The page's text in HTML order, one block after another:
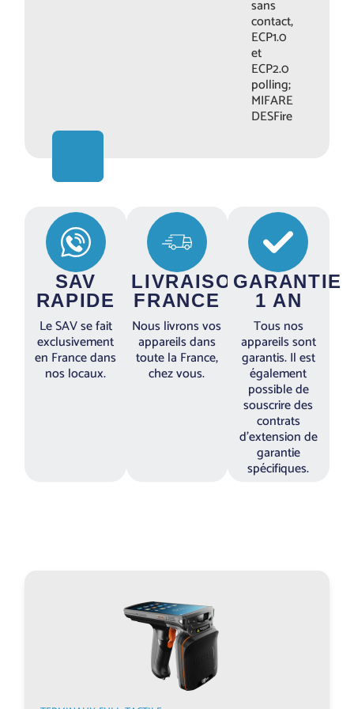
sans
contact,
ECP1.0
et
ECP2.0
polling;
MIFARE
DESFire
SAV
RAPIDE
Le SAV se fait
exclusivement
en France dans
nos locaux.
LIVRAISON
FRANCE
Nous livrons vos
appareils dans
toute la France,
chez vous.
GARANTIE
1 AN
Tous nos
appareils sont
garantis. Il est
également
possible de
souscrire des
contrats
d’extension de
garantie
spécifiques.